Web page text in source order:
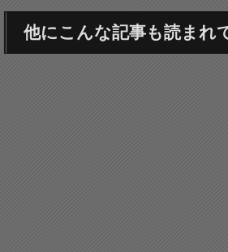
他にこんな記事も読まれ